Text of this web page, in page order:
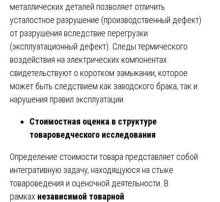
металлических деталей позволяет отличить
усталостное разрушение (производственный дефект)
от разрушения вследствие перегрузки
(эксплуатационный дефект). Следы термического
воздействия на электрических компонентах
свидетельствуют о коротком замыкании, которое
может быть следствием как заводского брака, так и
нарушения правил эксплуатации.
Стоимостная оценка в структуре
товароведческого исследования
Определение стоимости товара представляет собой
интегративную задачу, находящуюся на стыке
товароведения и оценочной деятельности. В
рамках независимой товарной